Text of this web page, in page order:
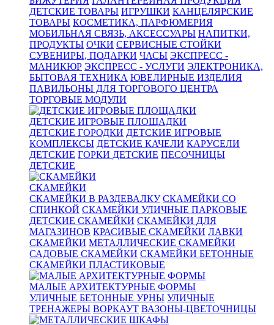
ДЕТСКИЕ ТОВАРЫ ИГРУШКИ КАНЦЕЛЯРСКИЕ
ТОВАРЫ КОСМЕТИКА, ПАРФЮМЕРИЯ
МОБИЛЬНАЯ СВЯЗЬ, АКСЕССУАРЫ НАПИТКИ,
ПРОДУКТЫ ОЧКИ СЕРВИСНЫЕ СТОЙКИ
СУВЕНИРЫ, ПОДАРКИ ЧАСЫ ЭКСПРЕСС -
МАНИКЮР ЭКСПРЕСС - УСЛУГИ ЭЛЕКТРОНИКА,
БЫТОВАЯ ТЕХНИКА ЮВЕЛИРНЫЕ ИЗДЕЛИЯ
ПАВИЛЬОНЫ ДЛЯ ТОРГОВОГО ЦЕНТРА
ТОРГОВЫЕ МОДУЛИ
ДЕТСКИЕ ИГРОВЫЕ ПЛОЩАДКИ
ДЕТСКИЕ ГОРОДКИ ДЕТСКИЕ ИГРОВЫЕ
КОМПЛЕКСЫ ДЕТСКИЕ КАЧЕЛИ КАРУСЕЛИ
ДЕТСКИЕ ГОРКИ ДЕТСКИЕ ПЕСОЧНИЦЫ
ДЕТСКИЕ
СКАМЕЙКИ
СКАМЕЙКИ В РАЗДЕВАЛКУ СКАМЕЙКИ СО
СПИНКОЙ СКАМЕЙКИ УЛИЧНЫЕ ПАРКОВЫЕ
ДЕТСКИЕ СКАМЕЙКИ СКАМЕЙКИ ДЛЯ
МАГАЗИНОВ КРАСИВЫЕ СКАМЕЙКИ ЛАВКИ
СКАМЕЙКИ МЕТАЛЛИЧЕСКИЕ СКАМЕЙКИ
САДОВЫЕ СКАМЕЙКИ СКАМЕЙКИ БЕТОННЫЕ
СКАМЕЙКИ ПЛАСТИКОВЫЕ
МАЛЫЕ АРХИТЕКТУРНЫЕ ФОРМЫ
УЛИЧНЫЕ БЕТОННЫЕ УРНЫ УЛИЧНЫЕ
ТРЕНАЖЕРЫ ВОРКАУТ ВАЗОНЫ-ЦВЕТОЧНИЦЫ